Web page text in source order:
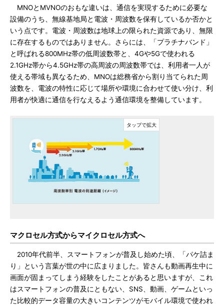
MNOとMVNOのおもな違いは、通信を実現するために必要な
設備のうち、無線基地局と電波・周波数を保有しているか否かと
いう点です。電波・周波数は地球上の限られた資源であり、無限
に存在するものではありません。さらには、「プラチナバンド」
と呼ばれる800MHz帯の低周波数帯と、4Gや5Gで使われる
2.1GHz帯から4.5GHz帯の高周波の周波数帯では、利用者一人が
使える帯域も異なるため、MNOは総務省から割り当てられた周
波数を、電波の特性に応じて場所や環境に合わせて使い分け、利
用者が快適に通信を行なえるよう通信環境を整備しています。
マクロセル方式からマイクロセル方式へ
2010年代前半、スマートフォンが普及し始めた頃、「パケ詰ま
り」という言葉が世の中に広まりました。皆さんも動画再生中に
画面が固まってしまう経験をしたことがあると思いますが、これ
はスマートフォンの普及にともない、SNS、動画、ゲームといっ
た比較的データ容量の大きいコンテンツがモバイル環境で使われ